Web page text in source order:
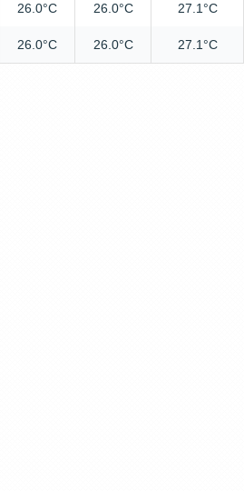
26.0°C 26.0°C 27.1°C
26.0°C 26.0°C 27.1°C